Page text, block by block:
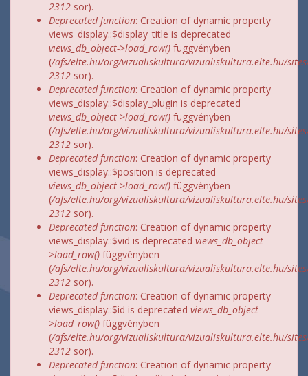
2312 sor).
Deprecated function: Creation of dynamic property
views_display::$display_title is deprecated
views_db_object->load_row() függvényben
(/afs/elte.hu/org/vizualiskultura/vizualiskultura.elte.hu/
2312 sor).
Deprecated function: Creation of dynamic property
views_display::$display_plugin is deprecated
views_db_object->load_row() függvényben
(/afs/elte.hu/org/vizualiskultura/vizualiskultura.elte.hu/
2312 sor).
Deprecated function: Creation of dynamic property
views_display::$position is deprecated
views_db_object->load_row() függvényben
(/afs/elte.hu/org/vizualiskultura/vizualiskultura.elte.hu/
2312 sor).
Deprecated function: Creation of dynamic property
views_display::$vid is deprecated views_db_object-
>load_row() függvényben
(/afs/elte.hu/org/vizualiskultura/vizualiskultura.elte.hu/
2312 sor).
Deprecated function: Creation of dynamic property
views_display::$id is deprecated views_db_object-
>load_row() függvényben
(/afs/elte.hu/org/vizualiskultura/vizualiskultura.elte.hu/
2312 sor).
Deprecated function: Creation of dynamic property